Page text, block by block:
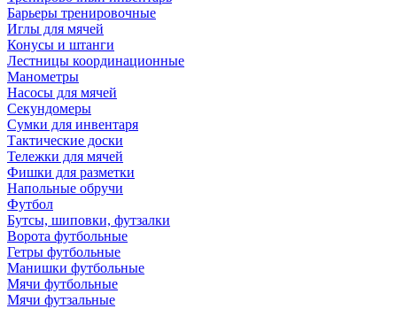
Барьеры тренировочные
Иглы для мячей
Конусы и штанги
Лестницы координационные
Манометры
Насосы для мячей
Секундомеры
Сумки для инвентаря
Тактические доски
Тележки для мячей
Фишки для разметки
Напольные обручи
Футбол
Бутсы, шиповки, футзалки
Ворота футбольные
Гетры футбольные
Манишки футбольные
Мячи футбольные
Мячи футзальные